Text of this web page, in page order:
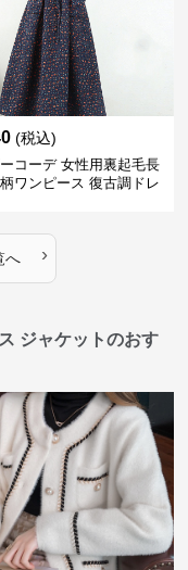
(税込)
コーデ 女性用裏起毛長
ワンピース 復古調ドレ
へ ›
ジャケットのおす